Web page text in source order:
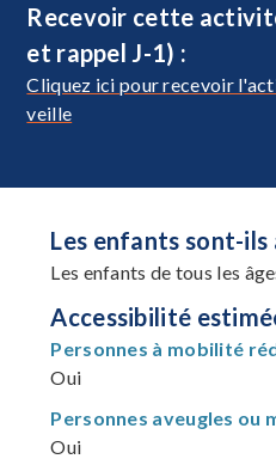
Recevoir cette
et rappel J-1) :
Cliquez ici pour recevoir
veille
Les enfants sont-ils
Les enfants de tous les
Accessibilité
Personnes à mobilité
Oui
Personnes aveugles ou
Oui